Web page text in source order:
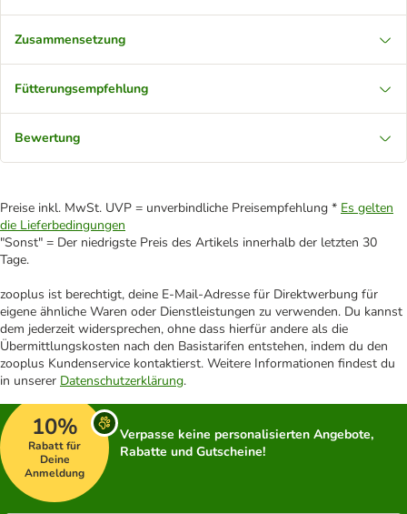
Zusammensetzung
Fütterungsempfehlung
Bewertung
Preise inkl. MwSt. UVP = unverbindliche Preisempfehlung * Es gelten
die Lieferbedingungen
"Sonst" = Der niedrigste Preis des Artikels innerhalb der letzten 30
Tage.
zooplus ist berechtigt, deine E-Mail-Adresse für Direktwerbung für
eigene ähnliche Waren oder Dienstleistungen zu verwenden. Du kannst
dem jederzeit widersprechen, ohne dass hierfür andere als die
Übermittlungskosten nach den Basistarifen entstehen, indem du den
zooplus Kundenservice kontaktierst. Weitere Informationen findest du
in unserer Datenschutzerklärung.
10%
Rabatt für
Deine
Anmeldung
Verpasse keine personalisierten Angebote,
Rabatte und Gutscheine!